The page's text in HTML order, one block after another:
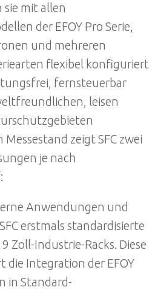
mit allen
der EFOY Pro Serie,
und mehreren
flexibel konfiguriert
fernsteuerbar
leisen
zeigt SFC zwei
je nach
Anwendungen und
erstmals standardisierte
Zoll-Industrie-Racks. Diese
die Integration der EFOY
in Standard-